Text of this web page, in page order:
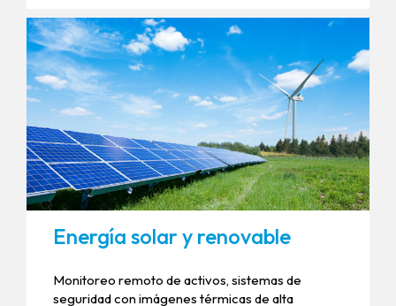
Energía solar y renovable
Monitoreo remoto de activos, sistemas de
seguridad con imágenes térmicas de alta